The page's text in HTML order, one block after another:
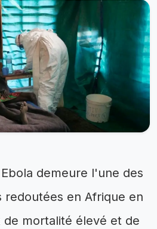
demeure l'une des
redoutées en Afrique en
de mortalité élevé et de